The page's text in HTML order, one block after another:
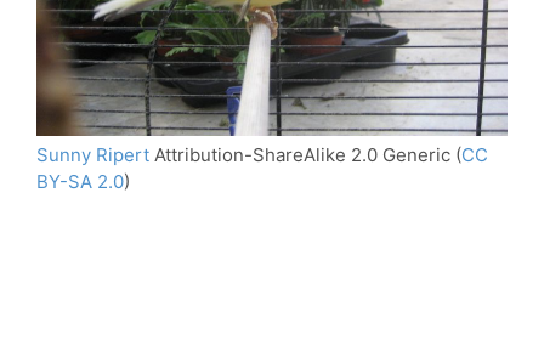
Sunny Ripert Attribution-ShareAlike 2.0 Generic (CC
BY-SA 2.0)